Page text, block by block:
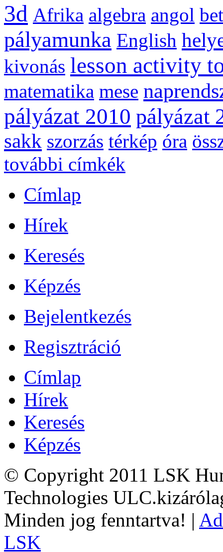
3d Afrika algebra angol
pályamunka English
kivonás lesson activity
matematika mese
pályázat 2010 pályázat
sakk szorzás térkép óra
további címkék
Címlap
Hírek
Keresés
Képzés
Bejelentkezés
Regisztráció
Címlap
Hírek
Keresés
Képzés
© Copyright 2011 LSK
Technologies
Minden jog fenntartva! |
LSK